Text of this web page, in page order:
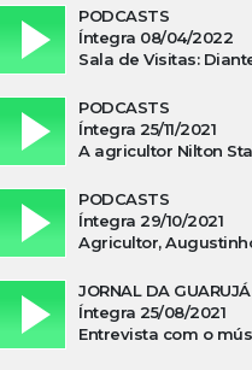
PODCASTS
Íntegra 08/04/2022
PODCASTS
Íntegra 25/11/2021
PODCASTS
Íntegra 29/10/2021
JORNAL DA GUARUJÁ
Íntegra 25/08/2021